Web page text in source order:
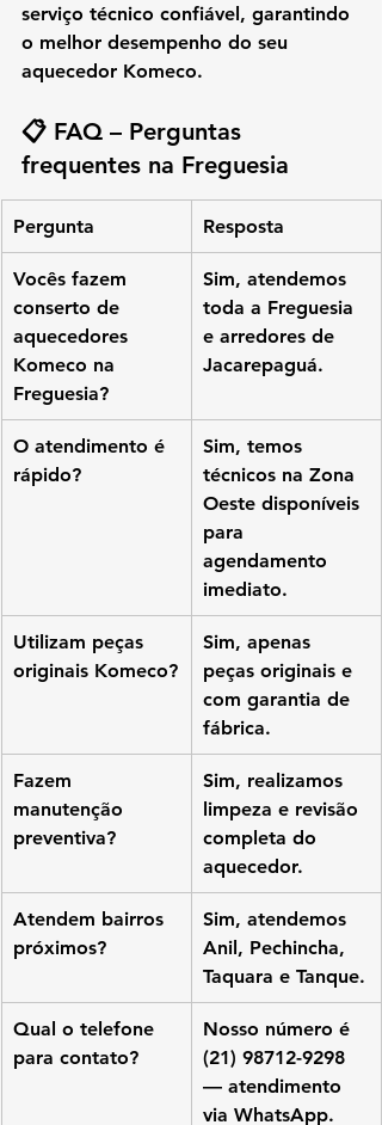
serviço técnico confiável, garantindo
o melhor desempenho do seu
aquecedor Komeco.
📋 FAQ – Perguntas
frequentes na Freguesia
Pergunta Resposta
Vocês fazem
conserto de
aquecedores
Komeco na
Freguesia?
Sim, atendemos
toda a Freguesia
e arredores de
Jacarepaguá.
O atendimento é
rápido?
Sim, temos
técnicos na Zona
Oeste disponíveis
para
agendamento
imediato.
Utilizam peças
originais Komeco?
Sim, apenas
peças originais e
com garantia de
fábrica.
Fazem
manutenção
preventiva?
Sim, realizamos
limpeza e revisão
completa do
aquecedor.
Atendem bairros
próximos?
Sim, atendemos
Anil, Pechincha,
Taquara e Tanque.
Qual o telefone
para contato?
Nosso número é
(21) 98712-9298
— atendimento
via WhatsApp.